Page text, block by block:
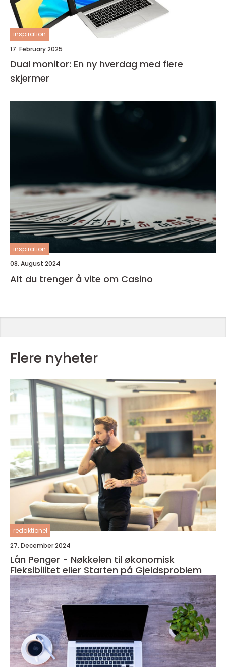
inspiration
17. February 2025
Dual monitor: En ny hverdag med flere
skjermer
inspiration
08. August 2024
Alt du trenger å vite om Casino
Flere nyheter
redaktionel
27. December 2024
Lån Penger - Nøkkelen til økonomisk
Fleksibilitet eller Starten på Gjeldsproblem